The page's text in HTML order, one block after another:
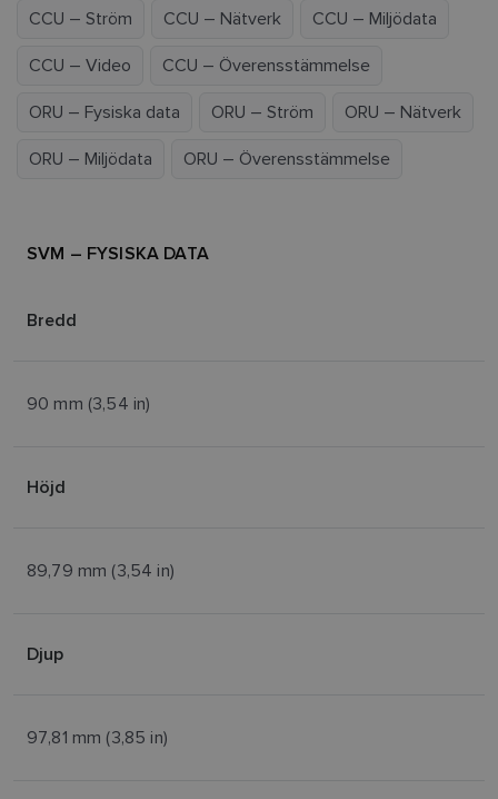
CCU – Ström CCU – Nätverk CCU – Miljödata
CCU – Video CCU – Överensstämmelse
ORU – Fysiska data ORU – Ström ORU – Nätverk
ORU – Miljödata ORU – Överensstämmelse
SVM – FYSISKA DATA
Bredd
90 mm (3,54 in)
Höjd
89,79 mm (3,54 in)
Djup
97,81 mm (3,85 in)